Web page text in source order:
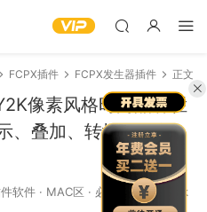
FCPX插件 FCPX发生器插件 正文
像素风格时尚品牌栏
、叠加、转场效果包
软件 · MAC区 · 必下推荐 1.2k